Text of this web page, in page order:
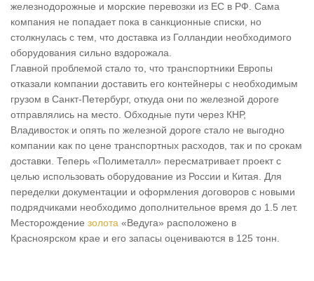
железнодорожные и морские перевозки из ЕС в РФ. Сама
компания не попадает пока в санкционные списки, но
столкнулась с тем, что доставка из Голландии необходимого
оборудования сильно вздорожала.
Главной проблемой стало то, что транспортники Европы
отказали компании доставить его контейнеры с необходимым
грузом в Санкт-Петербург, откуда они по железной дороге
отправлялись на место. Обходные пути через КНР,
Владивосток и опять по железной дороге стало не выгодно
компании как по цене транспортных расходов, так и по срокам
доставки. Теперь «Полиметалл» пересматривает проект с
целью использовать оборудование из России и Китая. Для
переделки документации и оформления договоров с новыми
подрядчиками необходимо дополнительное время до 1.5 лет.
Месторождение золота «Ведуга» расположено в
Красноярском крае и его запасы оцениваются в 125 тонн.